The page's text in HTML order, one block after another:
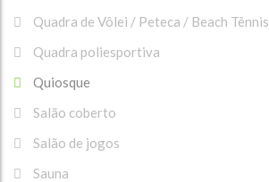
Quadra de Vôlei / Peteca / Beach Tênnis
Quadra poliesportiva
Quiosque
Salão coberto
Salão de jogos
Sauna